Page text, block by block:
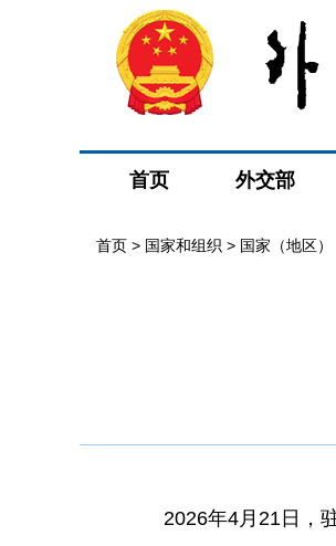
首页 外交部
首页 > 国家和组织 > 国家（地区）
2026年4月21日，